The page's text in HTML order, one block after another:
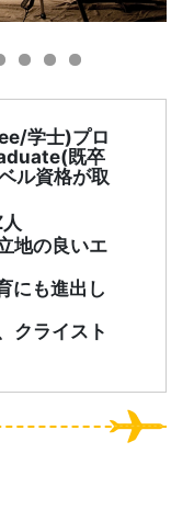
学士)プロ
既卒
ル資格が取
地の良いエ
にも進出し
クライスト